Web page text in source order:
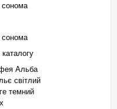
каталогу
Альба
світлий
темний